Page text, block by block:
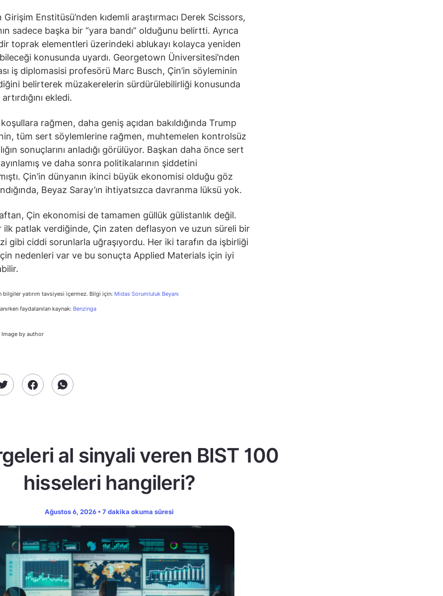
Enstitüsü’nden kıdemli araştırmacı Derek Scissors,
sadece başka bir “yara bandı” olduğunu belirtti. Ayrıca
toprak elementleri üzerindeki ablukayı kolayca yeniden
konusunda uyardı. Georgetown Üniversitesi’nden
iş diplomasisi profesörü Marc Busch, Çin’in söyleminin
belirterek müzakerelerin sürdürülebilirliği konusunda
ekledi.
rağmen, daha geniş açıdan bakıldığında Trump
tüm sert söylemlerine rağmen, muhtemelen kontrolsüz
sonuçlarını anladığı görülüyor. Başkan daha önce sert
ve daha sonra politikalarının şiddetini
Çin’in dünyanın ikinci büyük ekonomisi olduğu göz
Beyaz Saray’ın ihtiyatsızca davranma lüksü yok.
Çin ekonomisi de tamamen güllük gülistanlık değil.
ilk patlak verdiğinde, Çin zaten deflasyon ve uzun süreli bir
gibi ciddi sorunlarla uğraşıyordu. Her iki tarafın da işbirliği
nedenleri var ve bu sonuçta Applied Materials için iyi
bilgiler yatırım tavsiyesi içermez. Bilgi için: Midas Sorumluluk Beyanı
faydalanılan kaynak: Benzinga
Image by author
al sinyali veren BIST 100
hisseleri hangileri?
Ağustos 6, 2026 • 7 dakika okuma süresi